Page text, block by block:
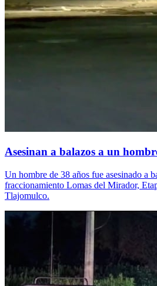
Asesinan a balazos a un
Un hombre de 38 años fue asesinado a
fraccionamiento Lomas del Mirador,
Tlajomulco.